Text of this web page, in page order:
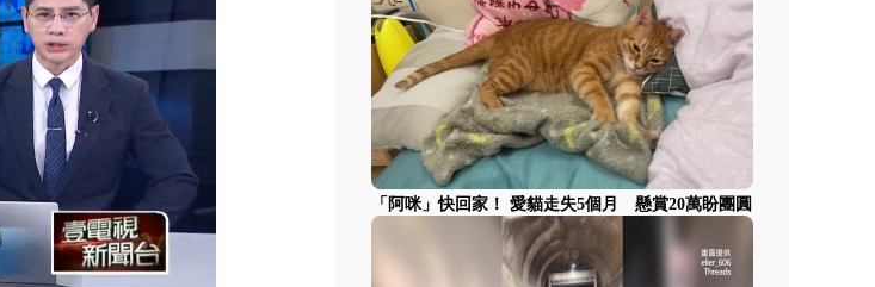
「阿咪」快回家！ 愛貓走失5個月 懸賞20萬盼團圓